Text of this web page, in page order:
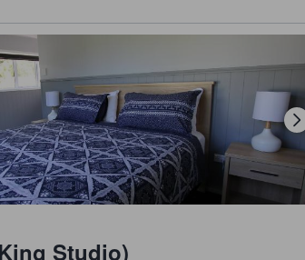
Studio)